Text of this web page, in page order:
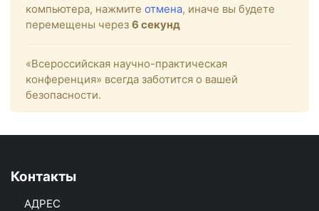
компьютера, нажмите отмена, иначе вы будете
перемещены через 6 секунд
«Всероссийская научно-практическая
конференция» всегда заботится о вашей
безопасности.
Контакты
АДРЕС